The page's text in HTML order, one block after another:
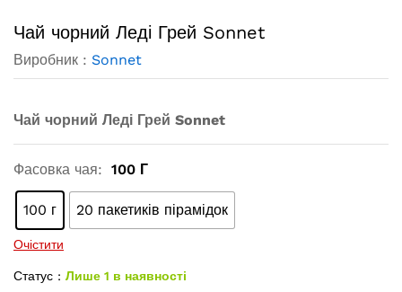
Чай чорний Леді Грей Sonnet
Виробник : Sonnet
Чай чорний Леді Грей Sonnet
Фасовка чая: 100 Г
100 г 20 пакетиків пірамідок
Очістити
Статус : Лише 1 в наявності